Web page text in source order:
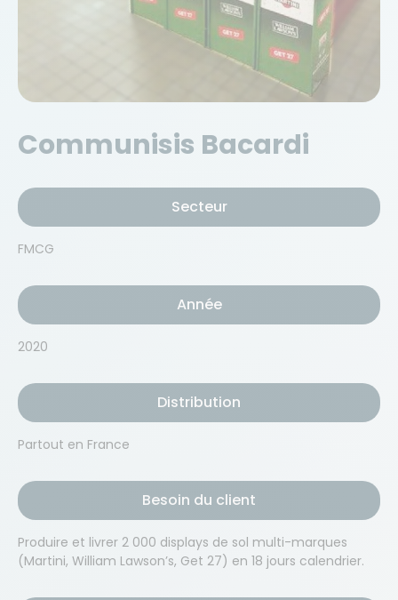
Communisis Bacardi
Secteur
FMCG
Année
2020
Distribution
Partout en France
Besoin du client
Produire et livrer 2 000 displays de sol multi-marques
(Martini, William Lawson’s, Get 27) en 18 jours calendrier.